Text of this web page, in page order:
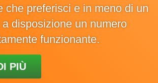
che preferisci e in meno di un
disposizione un numero
funzionante.
PIÙ